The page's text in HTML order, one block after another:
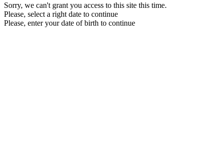
Sorry, we can't grant you access to this site this time.
Please, select a right date to continue
Please, enter your date of birth to continue